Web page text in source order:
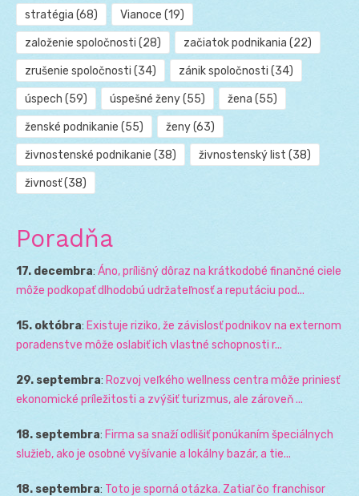
stratégia (68) Vianoce (19)
založenie spoločnosti (28) začiatok podnikania (22)
zrušenie spoločnosti (34) zánik spoločnosti (34)
úspech (59) úspešné ženy(55) žena (55)
ženské podnikanie (55) ženy(63)
živnostenské podnikanie (38) živnostenský list (38)
živnosť(38)
Poradňa
17. decembra: Áno, prílišný dôraz na krátkodobé finančné ciele
môže podkopať dlhodobú udržateľnosť a reputáciu pod...
15. októbra: Existuje riziko, že závislosť podnikov na externom
poradenstve môže oslabiť ich vlastné schopnosti r...
29. septembra: Rozvoj veľkého wellness centra môže priniesť
ekonomické príležitosti a zvýšiť turizmus, ale zároveň ...
18. septembra: Firma sa snaží odlišiť ponúkaním špeciálnych
služieb, ako je osobné vyšívanie a lokálny bazár, a tie...
18. septembra: Toto je sporná otázka. Zatiaľ čo franchisor